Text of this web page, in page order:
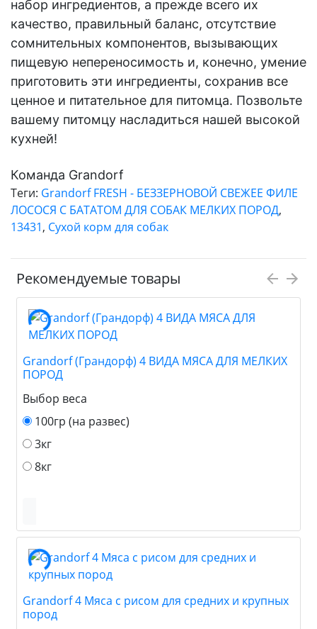
набор ингредиентов, а прежде всего их
качество, правильный баланс, отсутствие
сомнительных компонентов, вызывающих
пищевую непереносимость и, конечно, умение
приготовить эти ингредиенты, сохранив все
ценное и питательное для питомца. Позвольте
вашему питомцу насладиться нашей высокой
кухней!
Команда Grandorf
Теги: Grandorf FRESH - БЕЗЗЕРНОВОЙ СВЕЖЕЕ ФИЛЕ
ЛОСОСЯ С БАТАТОМ ДЛЯ СОБАК МЕЛКИХ ПОРОД,
13431, Сухой корм для собак
Рекомендуемые товары
Grandorf (Грандорф) 4 ВИДА МЯСА ДЛЯ МЕЛКИХ
ПОРОД
Выбор веса
100гр (на развес)
3кг
8кг
Grandorf 4 Мяса с рисом для средних и крупных
пород